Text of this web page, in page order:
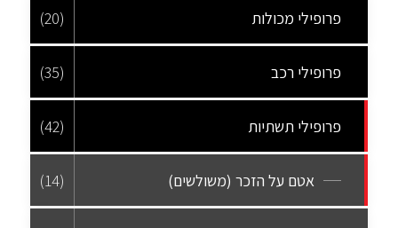
פרופילי מכולות (20)
פרופילי רכב (35)
פרופילי תשתיות (42)
אטם על הזכר (משולשים) (14)